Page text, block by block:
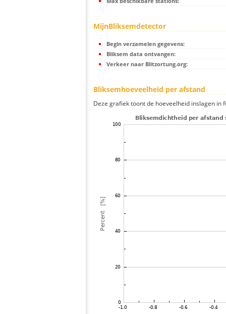
MijnBliksemdetector
Begin verzamelen gegevens:
Bliksem data ontvangen:
Verkeer naar Blitzortung.org:
Bliksemhoeveelheid per afstand
Deze grafiek toont de hoeveelheid inslagen in